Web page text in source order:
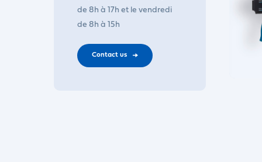
de 8h à 17h et le vendredi
de 8h à 15h
Contact us